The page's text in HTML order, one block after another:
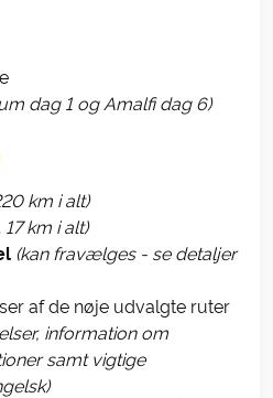
flodens forløb. Hvis I
kan I tage en afstikker
under de høje klipper
tilbage til Amalfi, og
citruslunde og maki-
hvornår I vender tilbage, vil I
til bare at
Hotel Floridiana
dag 1 og Amalfi dag 6)
km i alt)
17 km i alt)
(kan fravælges - se detaljer
af de nøje udvalgte ruter
information om
samt vigtige